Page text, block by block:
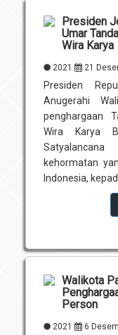
Presiden
Umar
Wira Karya
2021 21
Presiden
Anugerahi
penghargaan
Wira Karya
kehormatan
Indonesia,
Walikota
Person
2021 6